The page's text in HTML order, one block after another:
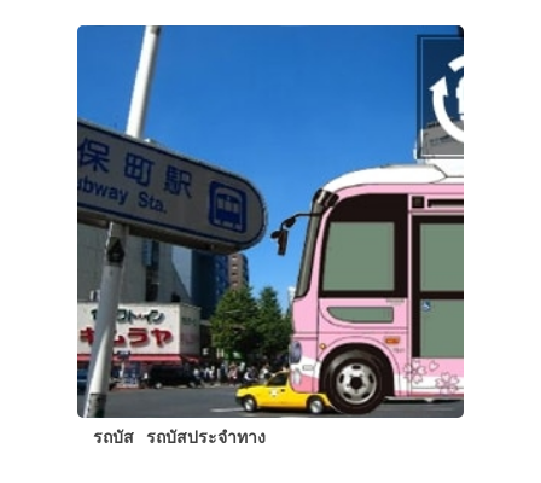
รถบัส รถบัสประจำทาง